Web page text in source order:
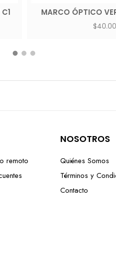
MARCO ÓPTICO
$
remoto
NOSOTROS
Quiénes Somos
Términos y
Contacto